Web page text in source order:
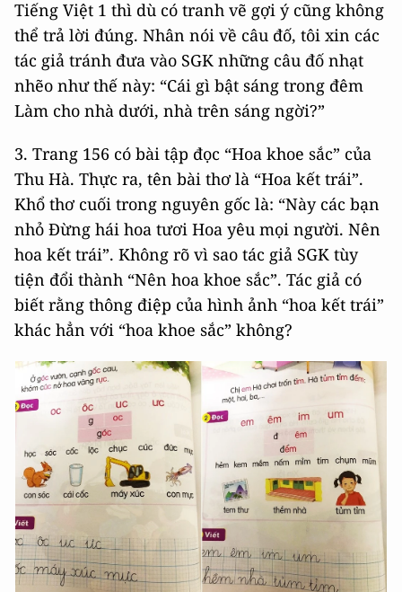
Tiếng Việt 1 thì dù có tranh vẽ gợi ý cũng không
thể trả lời đúng. Nhân nói về câu đố, tôi xin các
tác giả tránh đưa vào SGK những câu đố nhạt
nhẽo như thế này: “Cái gì bật sáng trong đêm
Làm cho nhà dưới, nhà trên sáng ngời?”
3. Trang 156 có bài tập đọc “Hoa khoe sắc” của
Thu Hà. Thực ra, tên bài thơ là “Hoa kết trái”.
Khổ thơ cuối trong nguyên gốc là: “Này các bạn
nhỏ Đừng hái hoa tươi Hoa yêu mọi người. Nên
hoa kết trái”. Không rõ vì sao tác giả SGK tùy
tiện đổi thành “Nên hoa khoe sắc”. Tác giả có
biết rằng thông điệp của hình ảnh “hoa kết trái”
khác hẳn với “hoa khoe sắc” không?